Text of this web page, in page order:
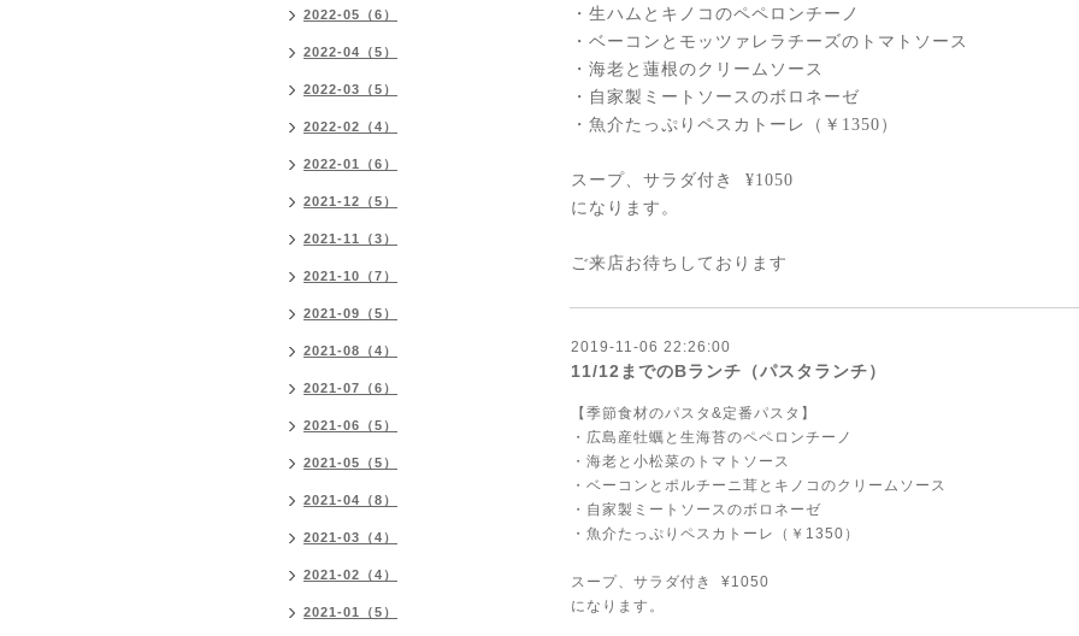
・生ハムとキノコのペペロンチーノ
・ベーコンとモッツァレラチーズのトマトソース
・海老と蓮根のクリームソース
・自家製ミートソースのボロネーゼ
・魚介たっぷりペスカトーレ（￥ 1350 ）
スープ、サラダ付き
¥1050
になります。
ご来店お待ちしております
2019-11-06 22:26:00
11/12までのBランチ（パスタランチ）
【季節食材のパスタ&定番パスタ】
・広島産牡蠣と生海苔のペペロンチーノ
・海老と小松菜のトマトソース
・ベーコンとポルチーニ茸とキノコのクリームソース
・自家製ミートソースのボロネーゼ
・魚介たっぷりペスカトーレ（￥1350）
スープ、サラダ付き ¥1050
になります。
2022-05（6）
2022-04（5）
2022-03（5）
2022-02（4）
2022-01（6）
2021-12（5）
2021-11（3）
2021-10（7）
2021-09（5）
2021-08（4）
2021-07（6）
2021-06（5）
2021-05（5）
2021-04（8）
2021-03（4）
2021-02（4）
2021-01（5）